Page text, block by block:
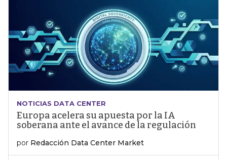
NOTICIAS DATA CENTER
Europa acelera su apuesta por la IA
soberana ante el avance de la regulación
por Redacción Data Center Market